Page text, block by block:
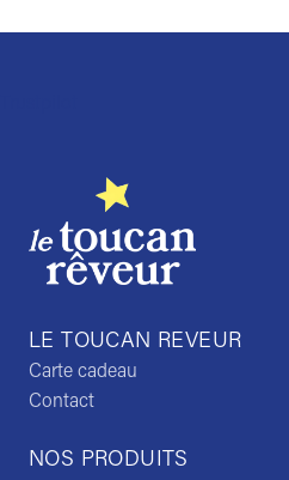
NOS PRODUITS
LE TOUCAN REVEUR
Carte cadeau
Contact